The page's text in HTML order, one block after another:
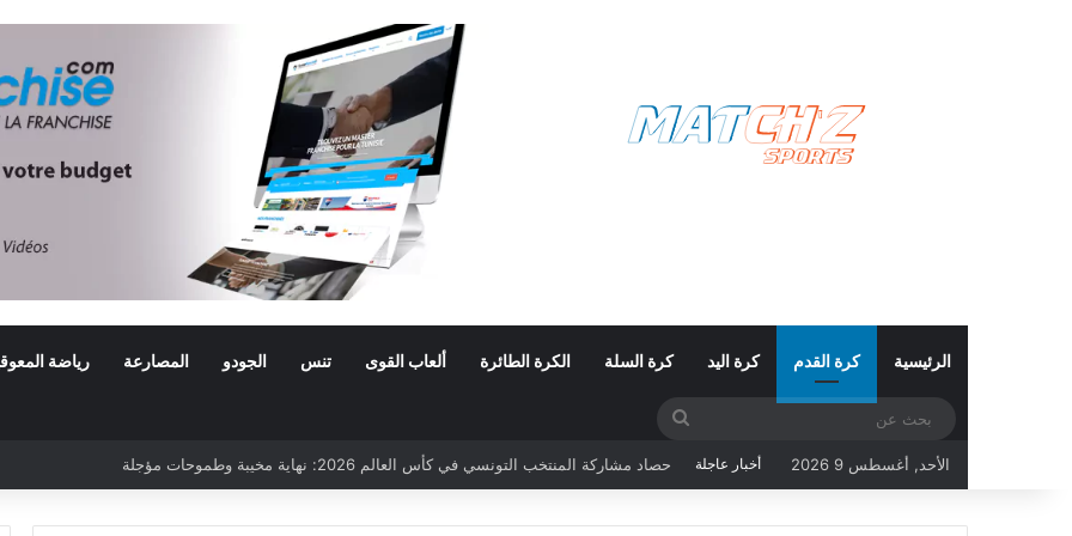
الرئيسية كرة القدم كرة اليد كرة السلة الكرة الطائرة ألعاب القوى تنس الجودو المصارعة رياضة
عن
الأحد, أغسطس 9 2026 أخبار عاجلة